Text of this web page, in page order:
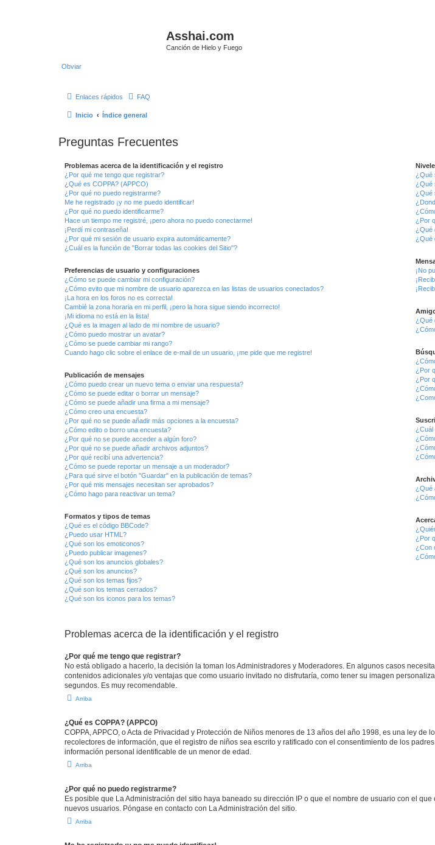
Asshai.com
Canción de Hielo y Fuego
Obviar
Enlaces rápidos FAQ
Inicio Índice general
Preguntas Frecuentes
Problemas acerca de la identificación y el registro
¿Por qué me tengo que registrar?
¿Qué es COPPA? (APPCO)
¿Por qué no puedo registrarme?
Me he registrado ¡y no me puedo identificar!
¿Por qué no puedo identificarme?
Hace un tiempo me registré, ¡pero ahora no puedo conectarme!
¡Perdí mi contraseña!
¿Por qué mi sesión de usuario expira automáticamente?
¿Cuál es la función de "Borrar todas las cookies del Sitio"?
Preferencias de usuario y configuraciones
¿Cómo se puede cambiar mi configuración?
¿Cómo evito que mi nombre de usuario aparezca en las listas de usuarios conectados?
¡La hora en los foros no es correcta!
Cambié la zona horaria en mi perfil, ¡pero la hora sigue siendo incorrecto!
¡Mi idioma no está en la lista!
¿Qué es la imagen al lado de mi nombre de usuario?
¿Cómo puedo mostrar un avatar?
¿Cómo se puede cambiar mi rango?
Cuando hago clic sobre el enlace de e-mail de un usuario, ¡me pide que me registre!
Publicación de mensajes
¿Cómo puedo crear un nuevo tema o enviar una respuesta?
¿Cómo se puede editar o borrar un mensaje?
¿Cómo se puede añadir una firma a mi mensaje?
¿Cómo creo una encuesta?
¿Por qué no se puede añadir más opciones a la encuesta?
¿Cómo edito o borro una encuesta?
¿Por qué no se puede acceder a algún foro?
¿Por qué no se puede añadir archivos adjuntos?
¿Por qué recibí una advertencia?
¿Cómo se puede reportar un mensaje a un moderador?
¿Para qué sirve el botón "Guardar" en la publicación de temas?
¿Por qué mis mensajes necesitan ser aprobados?
¿Cómo hago para reactivar un tema?
Formatos y tipos de temas
¿Qué es el código BBCode?
¿Puedo usar HTML?
¿Qué son los emoticonos?
¿Puedo publicar imagenes?
¿Qué son los anuncios globales?
¿Qué son los anuncios?
¿Qué son los temas fijos?
¿Qué son los temas cerrados?
¿Qué son los iconos para los temas?
¿Qué
¿Qué
¿Qué
¿Por
¿Qué
¿Qué
¡No
¿Qué
¿Por
¿Por
¿Cuál
¿Qué
¿Por
¿Con
Problemas acerca de la identificación y el registro
¿Por qué me tengo que registrar?
No está obligado a hacerlo, la decisión la toman los Administradores y Moderadores. En algunos casos
contenidos adicionales y/o ventajas que como usuario invitado no disfrutaría, como tener su imagen
segundos. Es muy recomendable.
Arriba
¿Qué es COPPA? (APPCO)
COPPA, APPCO, o Acta de Privacidad y Protección de Niños menores de 13 años del año 1998, es una ley
recolectores de información, que el registro de niños sea escrito y ratificado con el consentimiento de los
información personal identificable de un menor de edad.
Arriba
¿Por qué no puedo registrarme?
Es posible que La Administración del sitio haya baneado su dirección IP o que el nombre de usuario con el
nuevos usuarios. Póngase en contacto con La Administración del sitio.
Arriba